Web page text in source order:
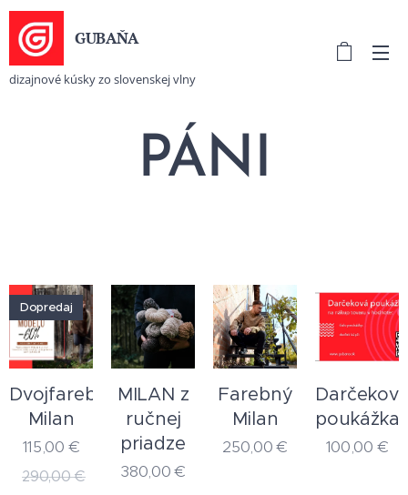
GUBAŇA
dizajnové kúsky zo slovenskej vlny
PÁNI
Dvojfarebný
Milan
Dopredaj
115,00 €
290,00€
MILAN z
ručnej
priadze
380,00€
Farebný
Milan
250,00€
Darčeková
poukážka
100,00 €